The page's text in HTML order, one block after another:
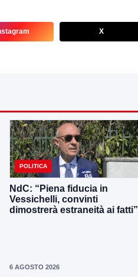
X
POLITICA
NdC: “Piena fiducia in
Vessichelli, convinti
dimostrerà estraneità ai fatti”
6 AGOSTO 2026